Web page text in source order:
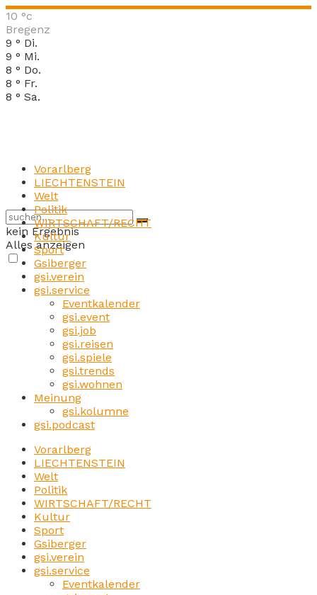
10 °c
Bregenz
9 ° Di.
9 ° Mi.
8 ° Do.
8 ° Fr.
8 ° Sa.
kein Ergebnis
Alles anzeigen
Vorarlberg
LIECHTENSTEIN
Welt
Politik
WIRTSCHAFT/RECHT
Kultur
Sport
Gsiberger
gsi.verein
gsi.service
Eventkalender
gsi.event
gsi.job
gsi.reisen
gsi.spiele
gsi.trends
gsi.wohnen
Meinung
gsi.kolumne
gsi.podcast
Vorarlberg
LIECHTENSTEIN
Welt
Politik
WIRTSCHAFT/RECHT
Kultur
Sport
Gsiberger
gsi.verein
gsi.service
Eventkalender